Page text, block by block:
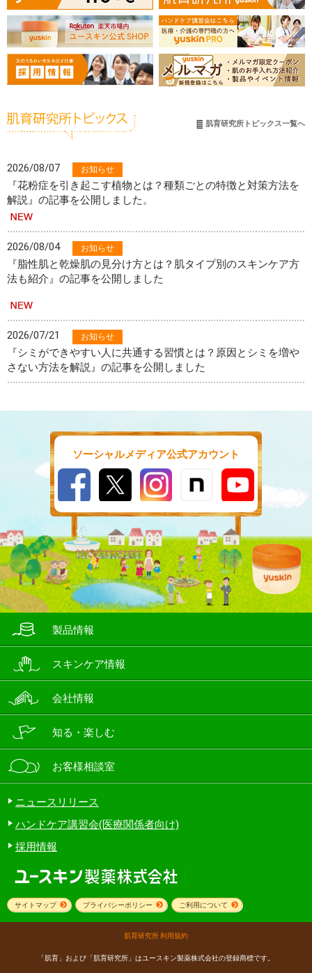
肌育研究所トピックス一覧へ
2026/08/07 お知らせ
『花粉症を引き起こす植物とは？種類ごとの特徴と対策方法を
解説』の記事を公開しました。
2026/08/04 お知らせ
『脂性肌と乾燥肌の見分け方とは？肌タイプ別のスキンケア方
法も紹介』の記事を公開しました
2026/07/21 お知らせ
『シミができやすい人に共通する習慣とは？原因とシミを増や
さない方法を解説』の記事を公開しました
ソーシャルメディア公式アカウント
製品情報
スキンケア情報
会社情報
知る・楽しむ
お客様相談室
ニュースリリース
ハンドケア講習会(医療関係者向け)
採用情報
サイトマップ プライバシーポリシー ご利用について
肌育研究所 利用規約
「肌育」および「肌育研究所」はユースキン製薬株式会社の登録商標です。